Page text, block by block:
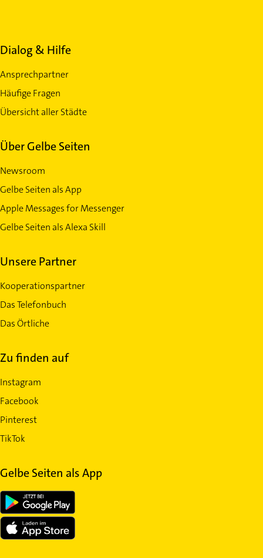
Dialog & Hilfe
Ansprechpartner
Häufige Fragen
Übersicht aller Städte
Über Gelbe Seiten
Newsroom
Gelbe Seiten als App
Apple Messages for Messenger
Gelbe Seiten als Alexa Skill
Unsere Partner
Kooperationspartner
Das Telefonbuch
Das Örtliche
Zu finden auf
Instagram
Facebook
Pinterest
TikTok
Gelbe Seiten als App